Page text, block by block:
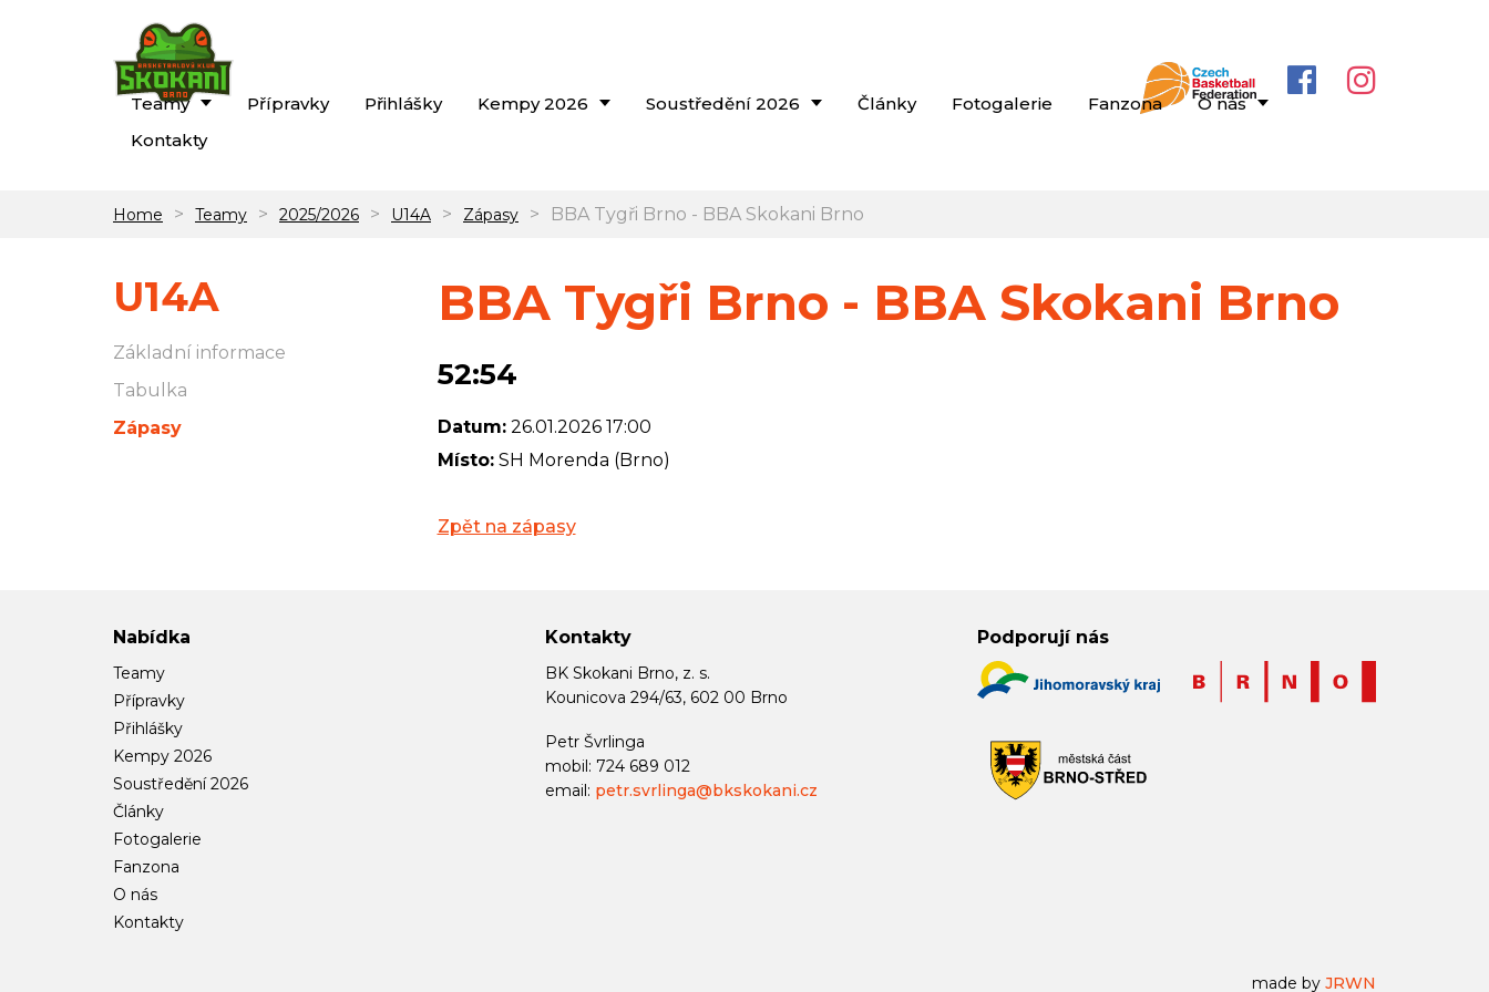
Teamy Přípravky Přihlášky Kempy 2026 Soustředění 2026 Články Fotogalerie Fanzona
O nás
Kontakty
Home > Teamy > 2025/2026 > U14A > Zápasy > BBA Tygři Brno - BBA Skokani Brno
U14A
Základní informace
Tabulka
Zápasy
BBA Tygři Brno - BBA Skokani Brno
52:54
Datum: 26.01.2026 17:00
Místo: SH Morenda (Brno)
Zpět na zápasy
Nabídka
Teamy
Přípravky
Přihlášky
Kempy 2026
Soustředění 2026
Články
Fotogalerie
Fanzona
O nás
Kontakty
Kontakty
BK Skokani Brno, z. s.
Kounicova 294/63, 602 00 Brno
Petr Švrlinga
mobil: 724 689 012
email: petr.svrlinga@bkskokani.cz
Podporují nás
made by JRWN